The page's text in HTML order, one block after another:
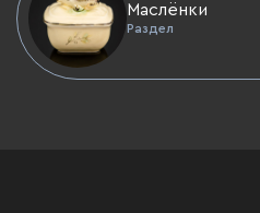
Маслёнки
Раздел